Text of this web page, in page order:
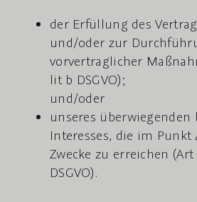
der Erfüllung des
und/oder zur
vorvertraglicher
lit b DSGVO);
und/oder
unseres überwiegenden
Interesses, die im Punkt
Zwecke zu erreichen
DSGVO).